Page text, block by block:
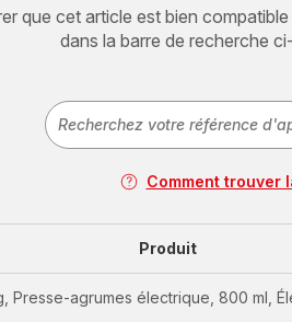
que cet article est bien
dans la barre de recherche
Comment trouver
Produit
Presse-agrumes électrique, 800 ml,